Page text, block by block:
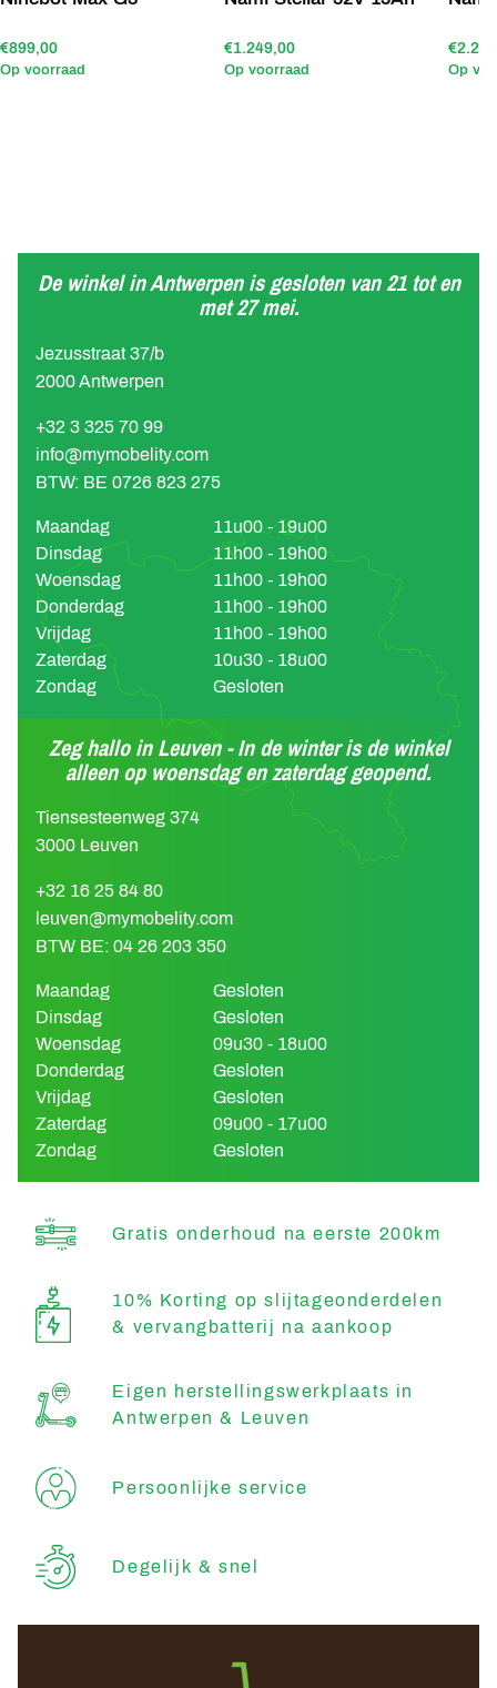
€899,00
Op voorraad
€1.249,00
Op voorraad Op
De winkel in Antwerpen is gesloten van 21 tot en
met 27 mei.
Jezusstraat 37/b
2000 Antwerpen
+32 3 325 70 99
info@mymobelity.com
BTW: BE 0726 823 275
Maandag
11u00 - 19u00
Dinsdag
11h00 - 19h00
Woensdag
11h00 - 19h00
Donderdag
11h00 - 19h00
Vrijdag
11h00 - 19h00
Zaterdag
10u30 - 18u00
Zondag
Gesloten
Zeg hallo in Leuven - In de winter is de winkel
alleen op woensdag en zaterdag geopend.
Tiensesteenweg 374
3000 Leuven
+32 16 25 84 80
leuven@mymobelity.com
BTW BE: 04 26 203 350
Maandag
Gesloten
Dinsdag
Gesloten
Woensdag
09u30 - 18u00
Donderdag
Gesloten
Vrijdag
Gesloten
Zaterdag
09u00 - 17u00
Zondag
Gesloten
Gratis onderhoud na eerste 200km
10% Korting op slijtageonderdelen
& vervangbatterij na aankoop
Eigen herstellingswerkplaats in
Antwerpen & Leuven
Persoonlijke service
Degelijk & snel